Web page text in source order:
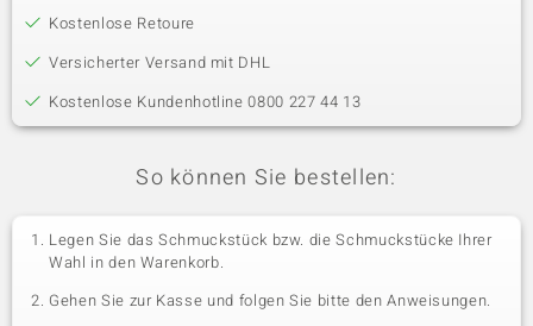
Kostenlose Retoure
Versicherter Versand mit DHL
Kostenlose Kundenhotline 0800 227 44 13
So können Sie bestellen:
Legen Sie das Schmuckstück bzw. die Schmuckstücke Ihrer
Wahl in den Warenkorb.
Gehen Sie zur Kasse und folgen Sie bitte den Anweisungen.